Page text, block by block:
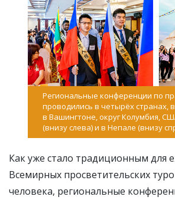
Региональные конференции по
проводились в четырёх странах,
в Вашингтоне, округ Колумбия,
(внизу слева) и в Непале (внизу
Как уже стало традиционным для
Всемирных просветительских
человека, региональные